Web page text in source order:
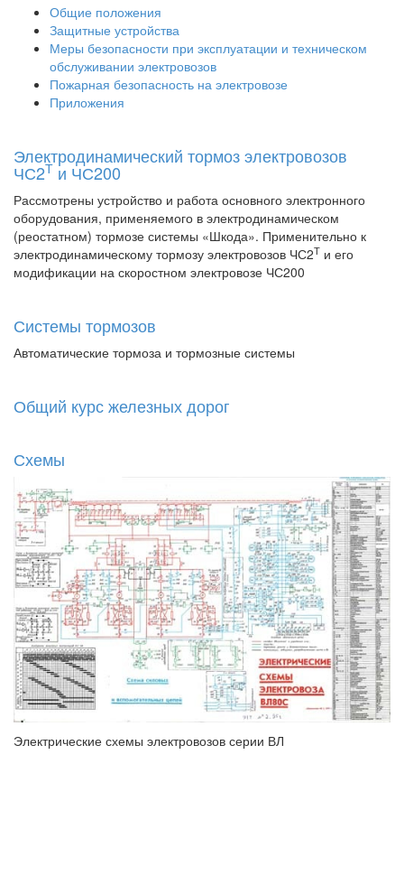
Общие положения
Защитные устройства
Меры безопасности при эксплуатации и техническом
обслуживании электровозов
Пожарная безопасность на электровозе
Приложения
Электродинамический тормоз электровозов
ЧС2Т и ЧС200
Рассмотрены устройство и работа основного электронного
оборудования, применяемого в электродинамическом
(реостатном) тормозе системы «Шкода». Применительно к
электродинамическому тормозу электровозов ЧС2Т и его
модификации на скоростном электровозе ЧС200
Системы тормозов
Автоматические тормоза и тормозные системы
Общий курс железных дорог
Схемы
Электрические схемы электровозов серии ВЛ